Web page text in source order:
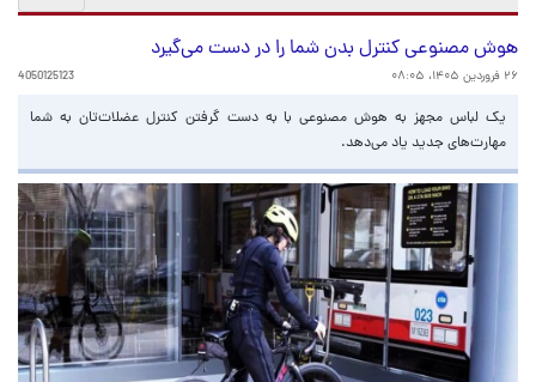
هوش مصنوعی کنترل بدن شما را در دست می‌گیرد
۲۶ فروردین ۱۴۰۵، ۰۸:۰۵ 4050125123
یک لباس مجهز به هوش مصنوعی با به ‌دست گرفتن کنترل عضلات‌تان به شما
مهارت‌های جدید یاد می‌دهد.